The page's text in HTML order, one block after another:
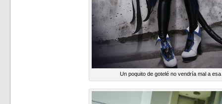
Un poquito de gotelé no vendría mal a